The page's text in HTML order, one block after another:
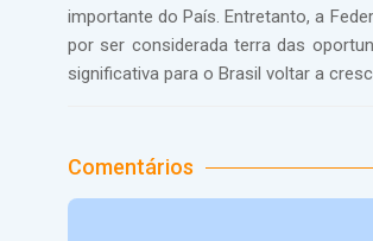
importante do País. Entretanto, a
por ser considerada terra das
significativa para o Brasil voltar a
Comentários